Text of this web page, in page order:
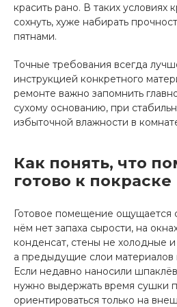
красить рано. В таких условиях
сохнуть, хуже набирать
пятнами.
Точные требования всегда
инструкцией конкретного
ремонте важно запомнить
сухому основанию, при
избыточной влажности в
Как понять, что
готово к покраске
Готовое помещение ощущается
нём нет запаха сырости, на
конденсат, стены не холодные
а предыдущие слои материалов
Если недавно наносили
нужно выдержать время сушки
ориентироваться только на